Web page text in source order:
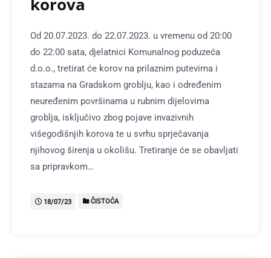
Od 20.07.2023. do 22.07.2023. u vremenu od 20:00
do 22:00 sata, djelatnici Komunalnog poduzeća
d.o.o., tretirat će korov na prilaznim putevima i
stazama na Gradskom groblju, kao i određenim
neuređenim površinama u rubnim dijelovima
groblja, isključivo zbog pojave invazivnih
višegodišnjih korova te u svrhu sprječavanja
njihovog širenja u okolišu. Tretiranje će se obavljati
sa pripravkom…
18/07/23 ČISTOĆA